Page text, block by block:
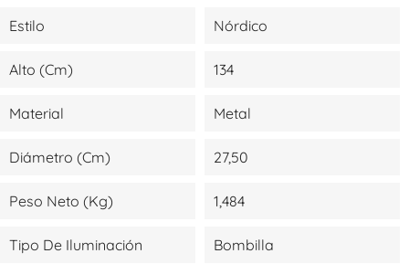
Estilo Nórdico
Alto (cm) 134
Material Metal
Diámetro (cm) 27,50
Peso Neto (kg) 1,484
Tipo De Iluminación Bombilla